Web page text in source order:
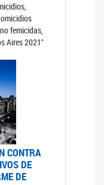
femicidas,
Aires 2021"
CONTRA
DE
DE